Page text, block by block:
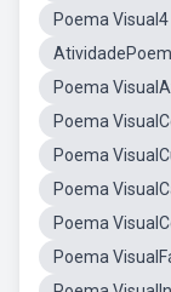
Poema
Poema
Poema
Poema
Poema
Poema
Poema